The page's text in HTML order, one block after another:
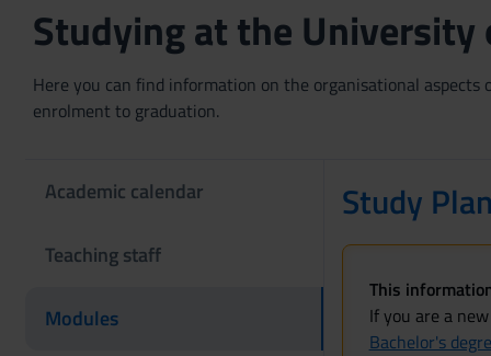
Studying at the University
Here you can find information on the organisational
enrolment to graduation.
Academic calendar
Teaching staff
Modules
Study Plan
This
If you are a
Bachelor's